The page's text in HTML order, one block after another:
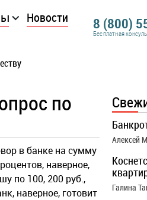
Новости 8 (800)
Бесплатная
по
в банке на сумму
наверное,
по 100, 200 руб.,
наверное, готовит
Алексей
Галина